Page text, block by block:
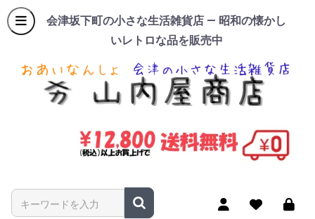
会津坂下町の小さな生活雑貨店 — 昭和の懐かし
いレトロな品を販売中
商品名やキーワードを入力